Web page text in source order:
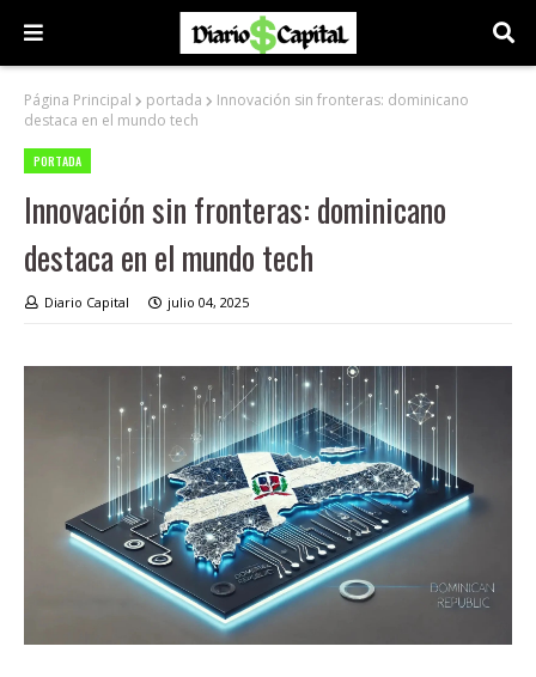
Página Principal portada
Innovación sin fronteras: dominicano
destaca en el mundo tech
PORTADA
Innovación sin fronteras: dominicano
destaca en el mundo tech
Diario Capital julio 04, 2025